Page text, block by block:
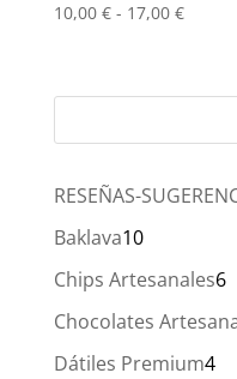
10,00 € - 17,00 €Rango
desde
hasta
RESEÑAS-
Baklava1010
productos
Chips Artesanales66
Chocolates
Dátiles Premium44